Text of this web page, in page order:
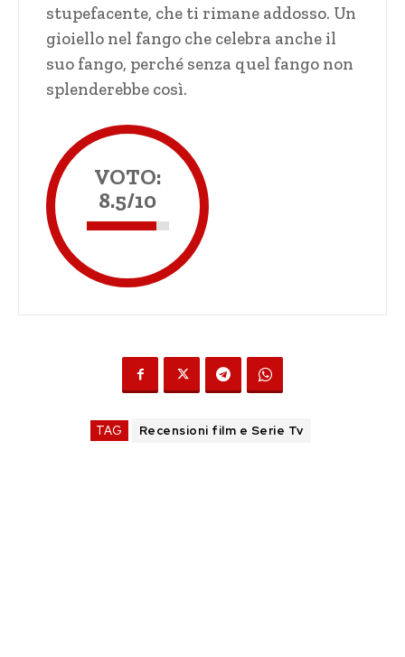
stupefacente, che ti rimane addosso. Un
gioiello nel fango che celebra anche il
suo fango, perché senza quel fango non
splenderebbe così.
VOTO:
8.5/10
TAG Recensioni film e Serie Tv